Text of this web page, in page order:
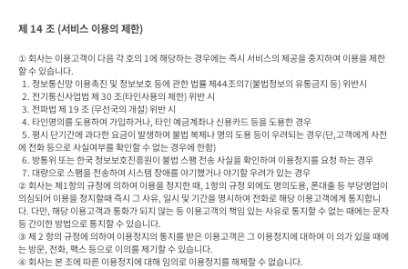
제 14 조 (서비스 이용의 제한)
① 회사는 이용고객이 다음 각 호의 1에 해당하는 경우에는 즉시 서비스의 제공을 중지하여 이용을 제한
할 수 있습니다.
에 전화 등으로 사실여부를 확인할 수 없는 경우에 한함)
② 회사는 제1항의 규정에 의하여 이용을 정지한 때, 1항의 규정 외에도 명의도용, 폰대출 등 부당영업이
의심되어 이용을 정지할때 즉시 그 사유, 일시 및 기간을 명시하여 전화로 해당 이용고객에게 통지합니
다. 다만, 해당 이용고객과 통화가 되지 않는 등 이용고객의 책임 있는 사유로 통지할 수 없는 때에는 문자
등 간이한 방법으로 통지할 수 있습니다.
③ 제 2 항의 규정에 의하여 이용정지의 통지를 받은 이용고객은 그 이용정지에 대하여 이 의가 있을 때에
는 방문, 전화, 팩스 등으로 이의를 제기할 수 있습니다.
④ 회사는 본 조에 따른 이용정지에 대해 임의로 이용정지를 해제할 수 없습니다.